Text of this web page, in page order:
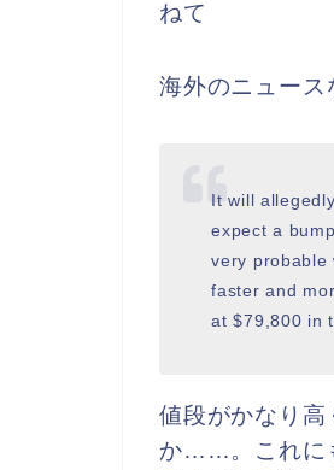
ねて
海外のニュース
It will
expect a
very
faster and
at $79,800 in
値段がかなり高
か……。これに